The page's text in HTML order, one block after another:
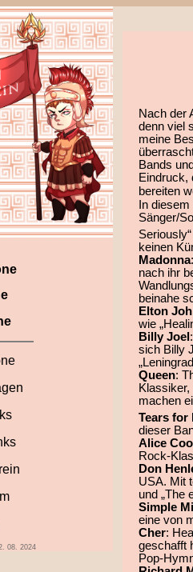
08. 2024
Nach der
denn viel
meine
Bands
Eindruck,
bereiten
In
Sänger/
keinen
Madonna
nach ihr
beinahe
Elton
wie
Billy Joel
sich Billy
Queen:
Klassiker,
machen
Tears for
dieser
Alice
Rock-
Don
USA. Mit
und „The
Simple
eine von
Cher:
geschafft
Pop-